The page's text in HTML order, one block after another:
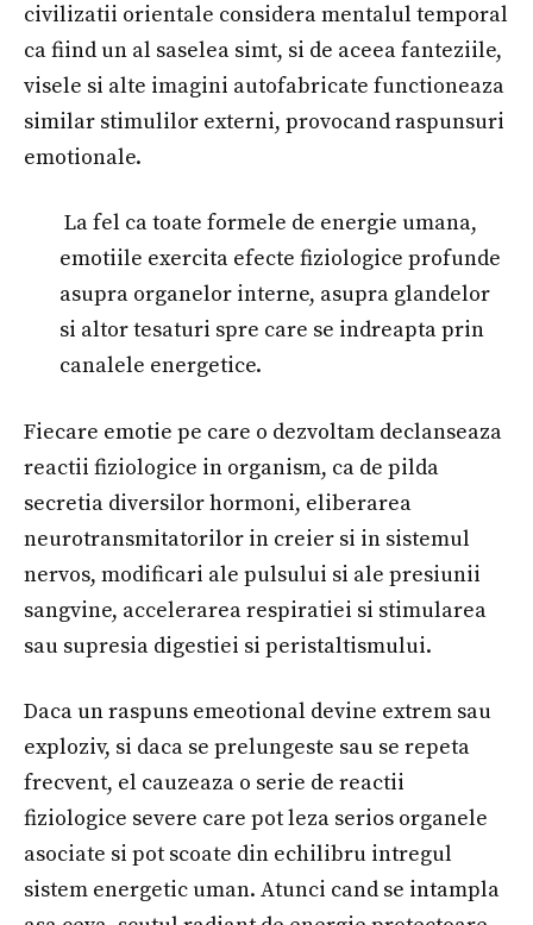
civilizatii orientale considera mentalul temporal
ca fiind un al saselea simt, si de aceea fanteziile,
visele si alte imagini autofabricate functioneaza
similar stimulilor externi, provocand raspunsuri
emotionale.
La fel ca toate formele de energie umana,
emotiile exercita efecte fiziologice profunde
asupra organelor interne, asupra glandelor
si altor tesaturi spre care se indreapta prin
canalele energetice.
Fiecare emotie pe care o dezvoltam declanseaza
reactii fiziologice in organism, ca de pilda
secretia diversilor hormoni, eliberarea
neurotransmitatorilor in creier si in sistemul
nervos, modificari ale pulsului si ale presiunii
sangvine, accelerarea respiratiei si stimularea
sau supresia digestiei si peristaltismului.
Daca un raspuns emeotional devine extrem sau
exploziv, si daca se prelungeste sau se repeta
frecvent, el cauzeaza o serie de reactii
fiziologice severe care pot leza serios organele
asociate si pot scoate din echilibru intregul
sistem energetic uman. Atunci cand se intampla